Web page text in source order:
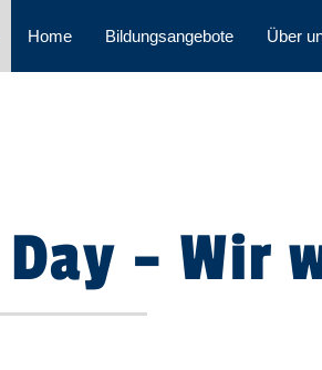
Home Bildungsangebote Über
– Wir